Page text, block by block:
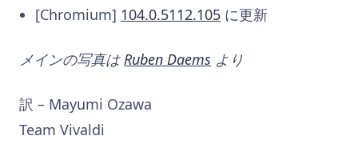
[Chromium] 104.0.5112.105 に更新
メインの写真はRuben Daems より
訳 – Mayumi Ozawa
Team Vivaldi